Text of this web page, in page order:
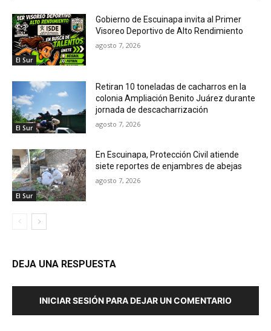
El Sur
Gobierno de Escuinapa invita al Primer
Visoreo Deportivo de Alto Rendimiento
agosto 7, 2026
El Sur
Retiran 10 toneladas de cacharros en la
colonia Ampliación Benito Juárez durante
jornada de descacharrización
agosto 7, 2026
El Sur
En Escuinapa, Protección Civil atiende
siete reportes de enjambres de abejas
agosto 7, 2026
DEJA UNA RESPUESTA
INICIAR SESIÓN PARA DEJAR UN COMENTARIO